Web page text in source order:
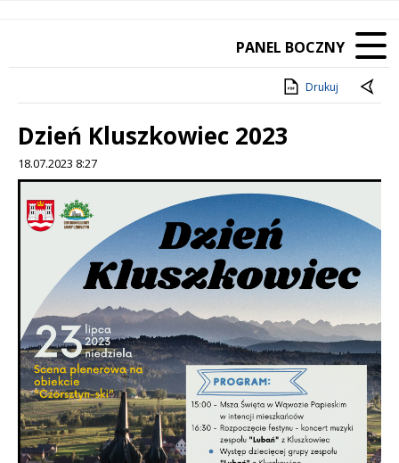
PANEL BOCZNY
Drukuj
Dzień Kluszkowiec 2023
18.07.2023 8:27